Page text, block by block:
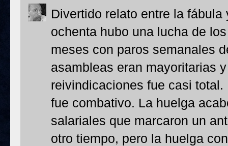
Divertido relato entre la
ochenta hubo una lucha de
meses con paros semanales
asambleas eran mayoritarias
reivindicaciones fue casi
fue combativo. La huelga
salariales que marcaron un
otro tiempo, pero la huelga